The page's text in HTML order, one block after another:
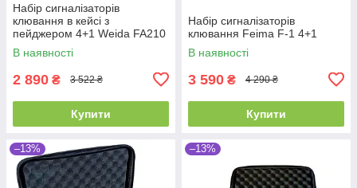
Набір сигналізаторів
клювання в кейсі з
пейджером 4+1 Weida FA210
В наявності
2 890 ₴ 3 522 ₴
Купити
Набір сигналізаторів
клювання Feima F-1 4+1
В наявності
3 590 ₴ 4 290 ₴
Купити
–13% –13%